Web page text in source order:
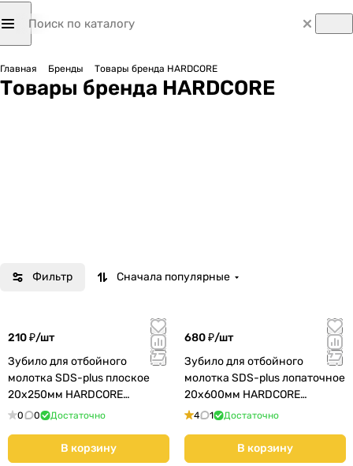
Главная Бренды Товары бренда HARDCORE
Товары бренда HARDCORE
Фильтр Сначала популярные
210 ₽/шт
Зубило для отбойного
молотка SDS-plus плоское
20х250мм HARDCORE
(122025)
0 0 Достаточно
В корзину
680 ₽/шт
Зубило для отбойного
молотка SDS-plus лопаточное
20х600мм HARDCORE
(122060)
4 1 Достаточно
В корзину